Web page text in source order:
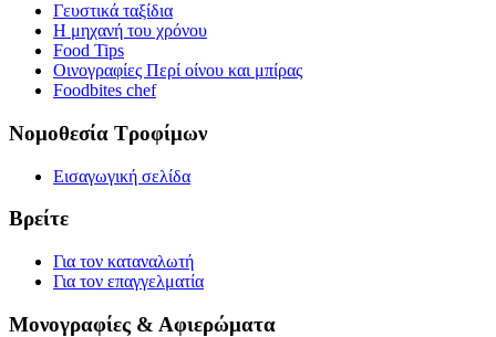
Γευστικά ταξίδια
Η μηχανή του χρόνου
Food Tips
Οινογραφίες Περί οίνου και μπίρας
Foodbites chef
Νομοθεσία Τροφίμων
Εισαγωγική σελίδα
Βρείτε
Για τον καταναλωτή
Για τον επαγγελματία
Μονογραφίες & Αφιερώματα